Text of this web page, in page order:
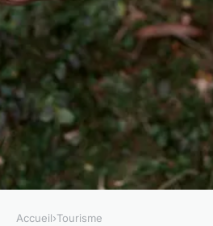
Accueil›Tourisme